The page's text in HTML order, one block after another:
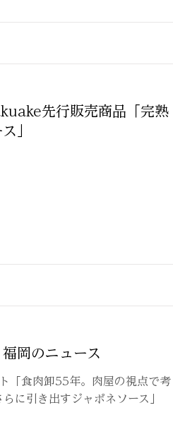
先行販売商品「完熟
」
福岡のニュース
「食肉卸55年。肉屋の視点で考
に引き出すジャポネソース」